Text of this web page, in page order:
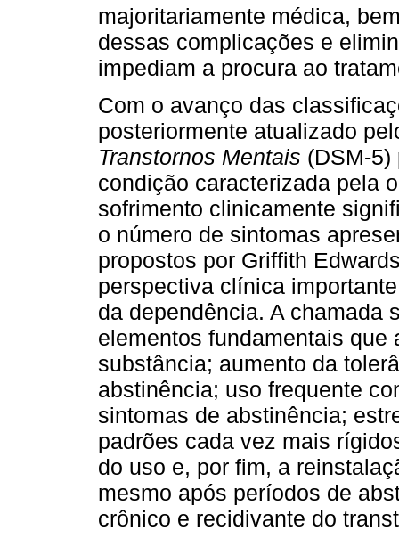
majoritariamente médica,
dessas complicações e
impediam a procura ao
Com o avanço das
posteriormente atualizado
Transtornos Mentais (DSM-5)
condição caracterizada pela
sofrimento clinicamente
o número de sintomas
propostos por Griffith
perspectiva clínica
da dependência. A chamada
elementos fundamentais
substância; aumento da
abstinência; uso frequente
sintomas de abstinência;
padrões cada vez mais
do uso e, por fim, a
mesmo após períodos de
crônico e recidivante do